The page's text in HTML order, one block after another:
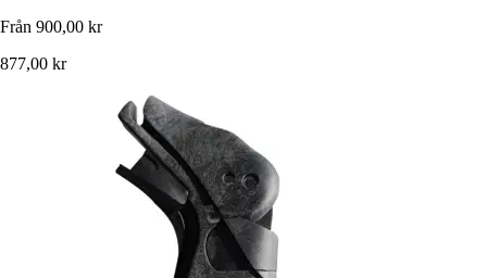
Från 900,00 kr
877,00 kr